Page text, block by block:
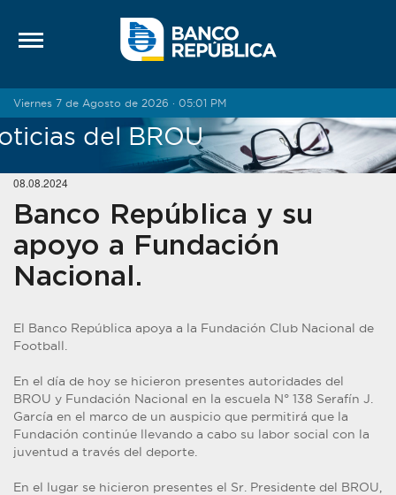
Viernes 7 de Agosto de 2026 · 05:01 PM
del BROU
08.08.2024
Banco República y su
apoyo a Fundación
Nacional.
El Banco República apoya a la Fundación Club Nacional de
Football.
En el día de hoy se hicieron presentes autoridades del
BROU y Fundación Nacional en la escuela N° 138 Serafín J.
García en el marco de un auspicio que permitirá que la
Fundación continúe llevando a cabo su labor social con la
juventud a través del deporte.
En el lugar se hicieron presentes el Sr. Presidente del BROU,